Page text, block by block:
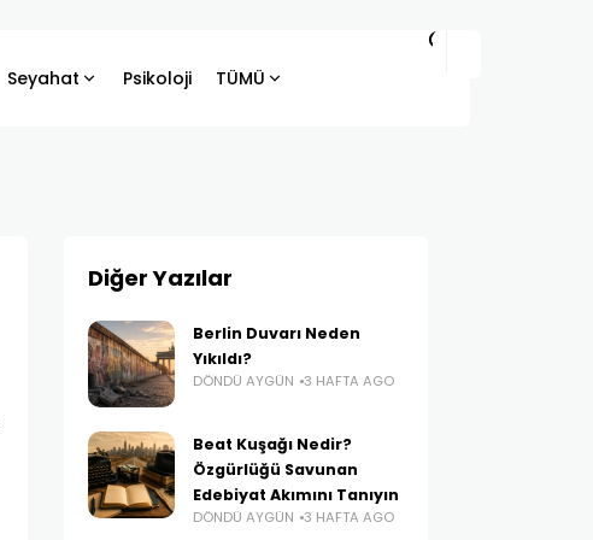
Seyahat Psikoloji TÜMÜ
Diğer Yazılar
Berlin Duvarı Neden
Yıkıldı?
DÖNDÜ AYGÜN 3 HAFTA AGO
Beat Kuşağı Nedir?
Özgürlüğü Savunan
Edebiyat Akımını Tanıyın
DÖNDÜ AYGÜN 3 HAFTA AGO